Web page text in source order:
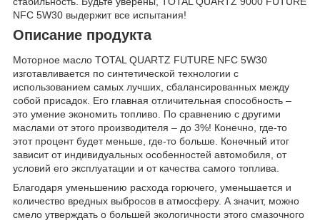
NFC 5W30 выдержит все испытания!
Описание продукта
Моторное масло TOTAL QUARTZ FUTURE NFC 5W30
изготавливается по синтетической технологии с
использованием самых лучших, сбалансированных между
собой присадок. Его главная отличительная способность –
это умение экономить топливо. По сравнению с другими
маслами от этого производителя – до 3%! Конечно, где-то
этот процент будет меньше, где-то больше. Конечный итог
зависит от индивидуальных особенностей автомобиля, от
условий его эксплуатации и от качества самого топлива.
Благодаря уменьшению расхода горючего, уменьшается и
количество вредных выбросов в атмосферу. А значит, можно
смело утверждать о большей экологичности этого смазочного